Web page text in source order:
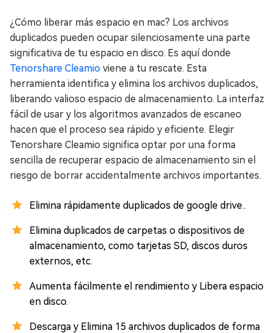
¿Cómo liberar más espacio en mac? Los archivos
duplicados pueden ocupar silenciosamente una parte
significativa de tu espacio en disco. Es aquí donde
Tenorshare Cleamio viene a tu rescate. Esta
herramienta identifica y elimina los archivos duplicados,
liberando valioso espacio de almacenamiento. La interfaz
fácil de usar y los algoritmos avanzados de escaneo
hacen que el proceso sea rápido y eficiente. Elegir
Tenorshare Cleamio significa optar por una forma
sencilla de recuperar espacio de almacenamiento sin el
riesgo de borrar accidentalmente archivos importantes.
Elimina rápidamente duplicados de google drive..
Elimina duplicados de carpetas o dispositivos de
almacenamiento, como tarjetas SD, discos duros
externos, etc.
Aumenta fácilmente el rendimiento y Libera espacio
en disco.
Descarga y Elimina 15 archivos duplicados de forma